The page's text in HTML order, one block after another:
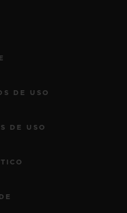
DE USO
DE USO